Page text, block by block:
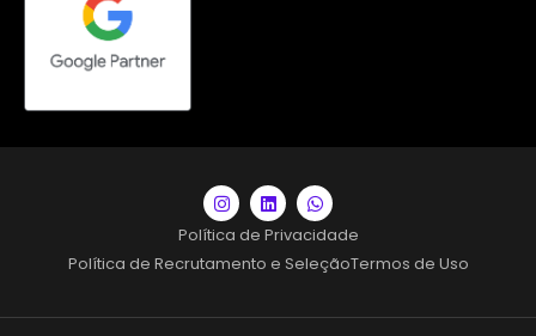
Política de Privacidade
Política de Recrutamento e SeleçãoTermos de Uso